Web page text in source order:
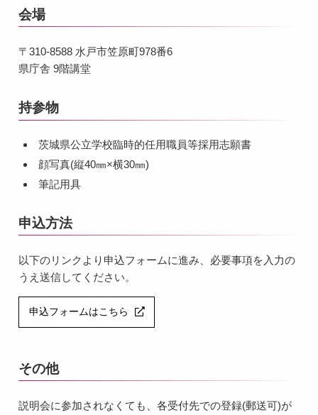
会場
〒310-8588 水戸市笠原町978番6
県庁舎 9階講堂
持参物
茨城県公立学校臨時的任用職員等採用志願書
顔写真(縦40㎜×横30㎜)
筆記用具
申込方法
以下のリンクより申込フォームに進み、必要事項を入力の
うえ送信してください。
申込フォームはこちら
その他
説明会に参加されなくても、各受付先での登録(郵送可)が